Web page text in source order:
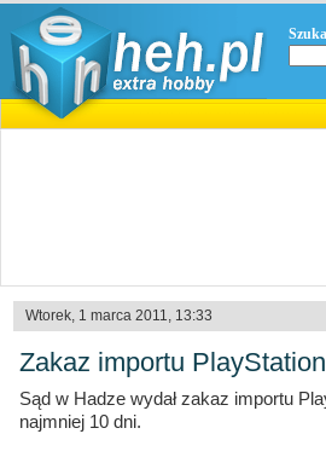
Wtorek, 1 marca 2011, 13:33
Zakaz importu
Sąd w Hadze wydał zakaz importu
najmniej 10 dni.